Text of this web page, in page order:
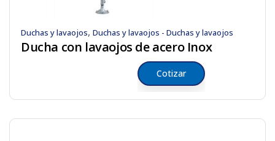
Duchas y lavaojos, Duchas y lavaojos - Duchas y lavaojos
Ducha con lavaojos de acero Inox
Cotizar